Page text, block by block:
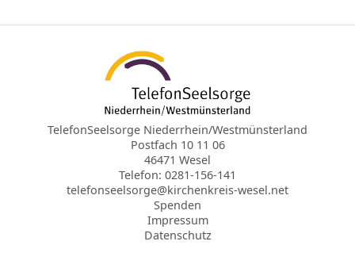
TelefonSeelsorge Niederrhein/Westmünsterland
Postfach 10 11 06
46471 Wesel
Telefon: 0281-156-141
telefonseelsorge@kirchenkreis-wesel.net
Spenden
Impressum
Datenschutz